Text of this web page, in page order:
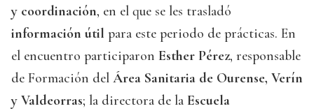
y coordinación, en el que se les trasladó
información útil para este periodo de prácticas. En
el encuentro participaron Esther Pérez, responsable
de Formación del Área Sanitaria de Ourense, Verín
y Valdeorras; la directora de la Escuela